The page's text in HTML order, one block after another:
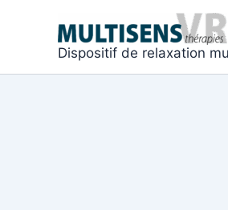
Dispositif de relaxation